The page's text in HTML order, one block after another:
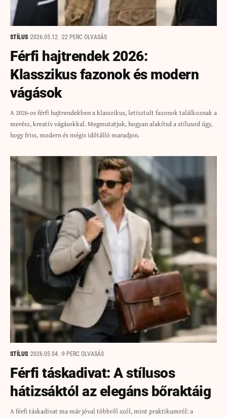
STÍLUS 2026.05.12. 22 PERC OLVASÁS
Férfi hajtrendek 2026:
Klasszikus fazonok és modern
vágások
A 2026-os férfi hajtrendekben a klasszikus, letisztult fazonok találkoznak a
merész, kreatív vágásokkal. Megmutatjuk, hogyan alakítsd a stílusod úgy,
hogy friss, modern és mégis időtálló maradjon.
STÍLUS 2026.05.04. 9 PERC OLVASÁS
Férfi táskadivat: A stílusos
hátizsáktól az elegáns bőraktáig
A férfi táskadivat ma már jóval többről szól, mint praktikumról: a